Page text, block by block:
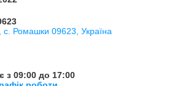
Ромашки 09623, Україна
з 09:00 до 17:00